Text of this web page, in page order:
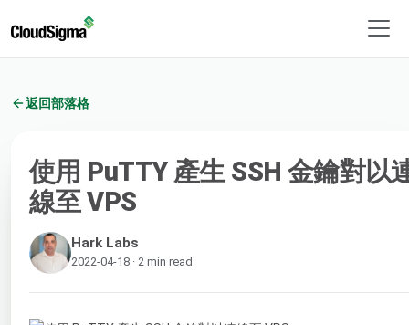
返回部落格
使用 PuTTY 產生 SSH 金鑰對以
線至 VPS
Hark Labs
2022-04-18 · 2 min read